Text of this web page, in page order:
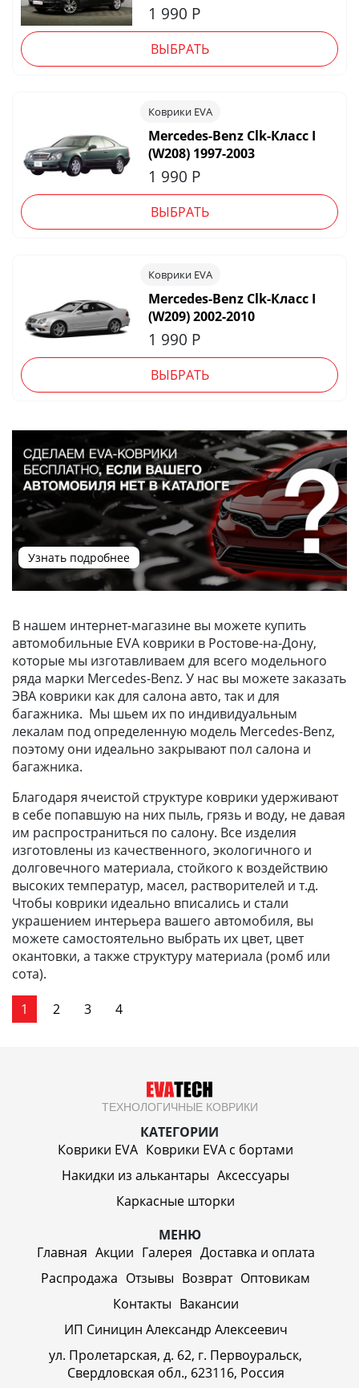
1 990 Р
ВЫБРАТЬ
Коврики EVA
Mercedes-Benz Clk-Класс I
(W208) 1997-2003
1 990 Р
ВЫБРАТЬ
Коврики EVA
Mercedes-Benz Clk-Класс I
(W209) 2002-2010
1 990 Р
ВЫБРАТЬ
Узнать подробнее
В нашем интернет-магазине вы можете купить
автомобильные EVA коврики в Ростове-на-Дону,
которые мы изготавливаем для всего модельного
ряда марки Mercedes-Benz. У нас вы можете заказать
ЭВА коврики как для салона авто, так и для
багажника. Мы шьем их по индивидуальным
лекалам под определенную модель Mercedes-Benz,
поэтому они идеально закрывают пол салона и
багажника.
Благодаря ячеистой структуре коврики удерживают
в себе попавшую на них пыль, грязь и воду, не давая
им распространиться по салону. Все изделия
изготовлены из качественного, экологичного и
долговечного материала, стойкого к воздействию
высоких температур, масел, растворителей и т.д.
Чтобы коврики идеально вписались и стали
украшением интерьера вашего автомобиля, вы
можете самостоятельно выбрать их цвет, цвет
окантовки, а также структуру материала (ромб или
сота).
1
2 3 4
ТЕХНОЛОГИЧНЫЕ КОВРИКИ
КАТЕГОРИИ
Коврики EVA Коврики EVA c бортами
Накидки из алькантары Аксессуары
Каркасные шторки
МЕНЮ
Главная Акции Галерея Доставка и оплата
Распродажа Отзывы Возврат Оптовикам
Контакты Вакансии
ИП Синицин Александр Алексеевич
ул. Пролетарская, д. 62, г. Первоуральск,
Свердловская обл., 623116, Россия